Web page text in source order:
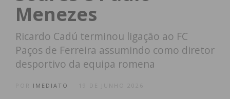
Menezes
Ricardo Cadú terminou ligação ao FC
Paços de Ferreira assumindo como diretor
desportivo da equipa romena
IMEDIATO